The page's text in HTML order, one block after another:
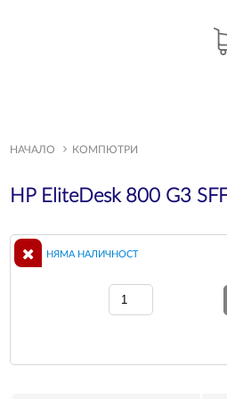
НАЧАЛО КОМПЮТРИ
HP EliteDesk 800 G3
НЯМА НАЛИЧНОСТ